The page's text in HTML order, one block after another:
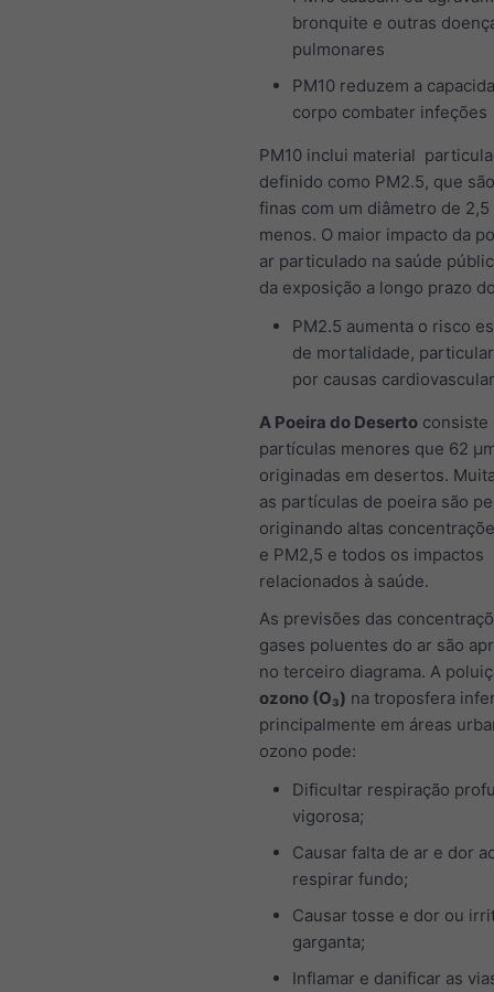
bronquite e outras
pulmonares
PM10 reduzem a
corpo combater infeções
PM10 inclui material
definido como PM2.5, que
finas com um diâmetro de 2,5
menos. O maior impacto da
ar particulado na saúde
da exposição a longo prazo
PM2.5 aumenta o risco
de mortalidade,
por causas
A Poeira do Deserto consiste
partículas menores que 62
originadas em desertos.
as partículas de poeira são
originando altas
e PM2,5 e todos os impactos
relacionados à saúde.
As previsões das
gases poluentes do ar são
no terceiro diagrama. A
ozono (O₃) na troposfera
principalmente em áreas
ozono pode:
Dificultar respiração
vigorosa;
Causar falta de ar e dor
respirar fundo;
Causar tosse e dor ou
garganta;
Inflamar e danificar as